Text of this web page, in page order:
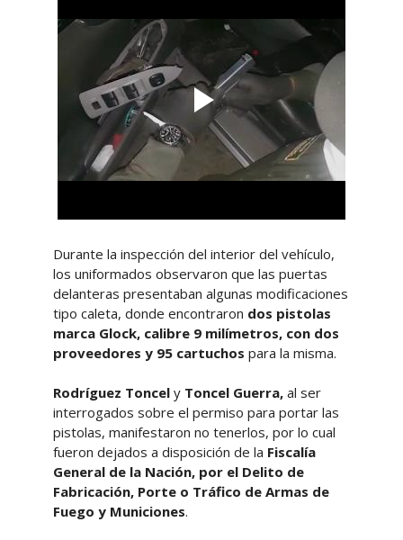
Durante la inspección del interior del vehículo,
los uniformados observaron que las puertas
delanteras presentaban algunas modificaciones
tipo caleta, donde encontraron dos pistolas
marca Glock, calibre 9 milímetros, con dos
proveedores y 95 cartuchos para la misma.
Rodríguez Toncely Toncel Guerra, al ser
interrogados sobre el permiso para portar las
pistolas, manifestaron no tenerlos, por lo cual
fueron dejados a disposición de la Fiscalía
General de la Nación, por el Delito de
Fabricación, Porte o Tráfico de Armas de
Fuego y Municiones.